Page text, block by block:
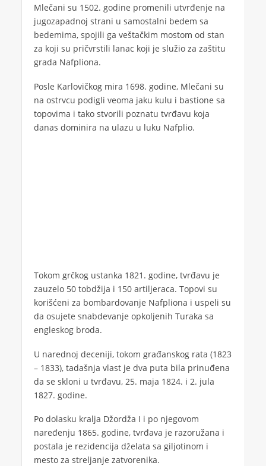
Mlečani su 1502. godine promenili utvrđenje na
jugozapadnoj strani u samostalni bedem sa
bedemima, spojili ga veštačkim mostom od stan
za koji su pričvrstili lanac koji je služio za zaštitu
grada Nafpliona.
Posle Karlovičkog mira 1698. godine, Mlečani su
na ostrvcu podigli veoma jaku kulu i bastione sa
topovima i tako stvorili poznatu tvrđavu koja
danas dominira na ulazu u luku Nafplio.
Tokom grčkog ustanka 1821. godine, tvrđavu je
zauzelo 50 tobdžija i 150 artiljeraca. Topovi su
korišćeni za bombardovanje Nafpliona i uspeli su
da osujete snabdevanje opkoljenih Turaka sa
engleskog broda.
U narednoj deceniji, tokom građanskog rata (1823
– 1833), tadašnja vlast je dva puta bila prinuđena
da se skloni u tvrđavu, 25. maja 1824. i 2. jula
1827. godine.
Po dolasku kralja Džordža I i po njegovom
naređenju 1865. godine, tvrđava je razoružana i
postala je rezidencija dželata sa giljotinom i
mesto za streljanje zatvorenika.